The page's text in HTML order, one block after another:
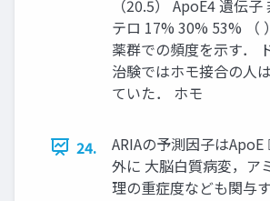
（20.5） ApoE4 遺伝
テロ 17% 30% 53% （
薬群での頻度を示す．
治験ではホモ接合の人
ていた． ホモ
24.
ARIAの予測因子は
外に 大脳白質病変，ア
理の重症度なども関与